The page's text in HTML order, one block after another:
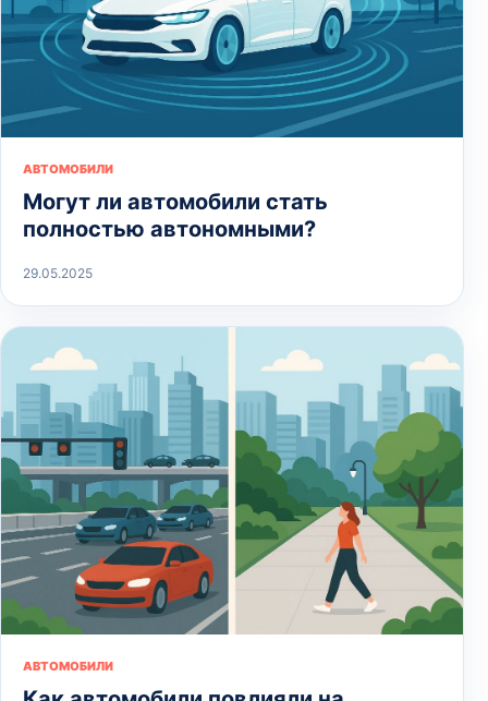
АВТОМОБИЛИ
Могут ли автомобили стать
полностью автономными?
29.05.2025
АВТОМОБИЛИ